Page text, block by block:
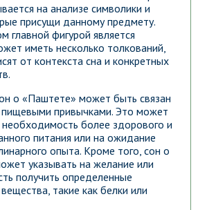
на анализе символики и
присущи данному предмету.
главной фигурой является
иметь несколько толкований,
от контекста сна и конкретных
о «Паштете» может быть связан
пищевыми привычками. Это может
необходимость более здорового и
питания или на ожидание
опыта. Кроме того, сон о
указывать на желание или
получить определенные
такие как белки или